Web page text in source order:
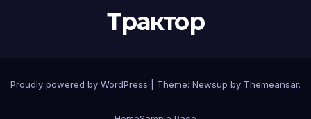
Трактор
Proudly powered by WordPress Theme: Newsup by Themeansar.